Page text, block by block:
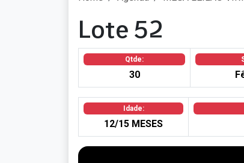
Lote 52
Qtde:
30
Idade:
12/15 MESES